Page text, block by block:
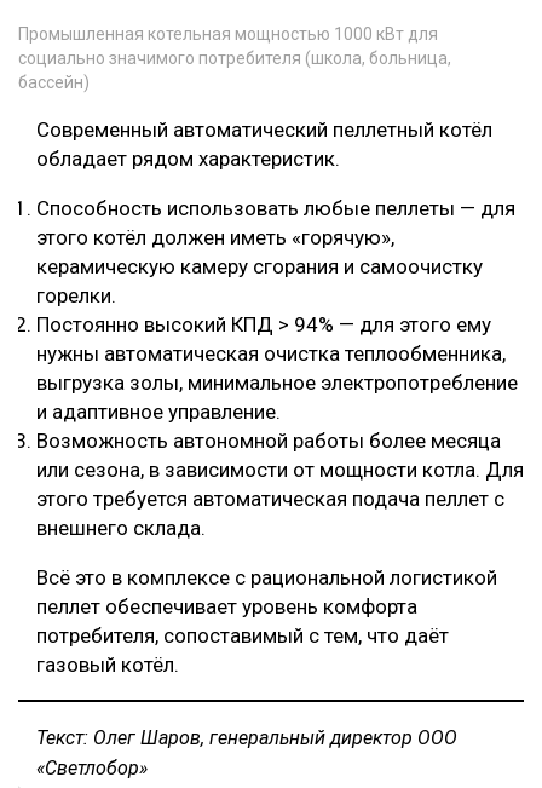
Промышленная котельная мощностью 1000 кВт для
социально значимого потребителя (школа, больница,
бассейн)
Современный автоматический пеллетный котёл
обладает рядом характеристик.
Способность использовать любые пеллеты — для
этого котёл должен иметь «горячую»,
керамическую камеру сгорания и самоочистку
горелки.
Постоянно высокий КПД > 94% — для этого ему
нужны автоматическая очистка теплообменника,
выгрузка золы, минимальное электропотребление
и адаптивное управление.
Возможность автономной работы более месяца
или сезона, в зависимости от мощности котла. Для
этого требуется автоматическая подача пеллет с
внешнего склада.
Всё это в комплексе с рациональной логистикой
пеллет обеспечивает уровень комфорта
потребителя, сопоставимый с тем, что даёт
газовый котёл.
Текст: Олег Шаров, генеральный директор ООО
«Светлобор»